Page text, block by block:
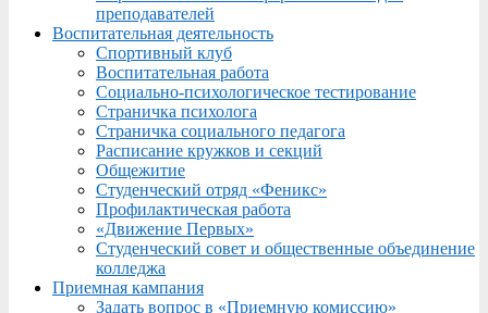
преподавателей
Воспитательная деятельность
Спортивный клуб
Воспитательная работа
Социально-психологическое тестирование
Страничка психолога
Страничка социального педагога
Расписание кружков и секций
Общежитие
Студенческий отряд «Феникс»
Профилактическая работа
«Движение Первых»
Студенческий совет и общественные объединение
колледжа
Приемная кампания
Задать вопрос в «Приемную комиссию»